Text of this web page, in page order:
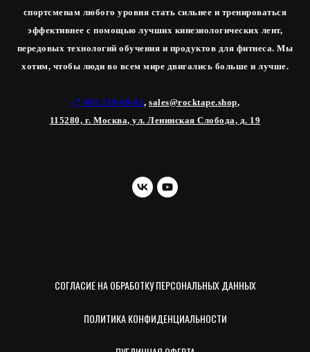
спортсменам любого уровня стать сильнее и тренироваться
эффективнее с помощью лучших кинезиологических лент,
передовых технологий обучения и продуктов для фитнеса. Мы
хотим, чтобы люди во всем мире двигались больше и лучше.
+7 495 139-60-61, sales@rocktape.shop,
115280, г. Москва, ул. Ленинская Слобода, д. 19
СОГЛАСИЕ НА ОБРАБОТКУ ПЕРСОНАЛЬНЫХ ДАННЫХ
ПОЛИТИКА КОНФИДЕНЦИАЛЬНОСТИ